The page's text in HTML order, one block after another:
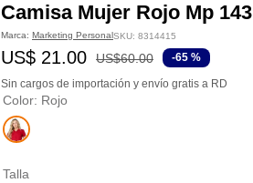
Camisa Mujer Rojo Mp 143
Marca: Marketing PersonalSKU: 8314415
US$ 21.00 US$60.00 -65 %
Sin cargos de importación y envío gratis a RD
Color: Rojo
Talla